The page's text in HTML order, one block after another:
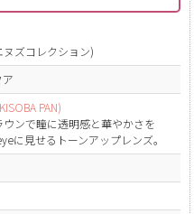
ヌズコレクション)
PAN)
ンで瞳に透明感と華やかさを
に見せるトーンアップレンズ。